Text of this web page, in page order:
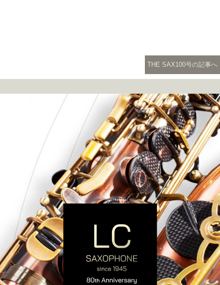
THE SAX100号の記事へ